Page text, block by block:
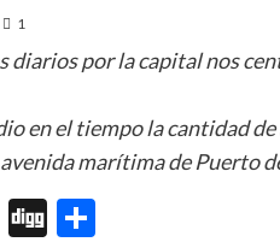
1
diarios por la capital nos
en el tiempo la cantidad
marítima de Puerto
WhatsApp
Digg